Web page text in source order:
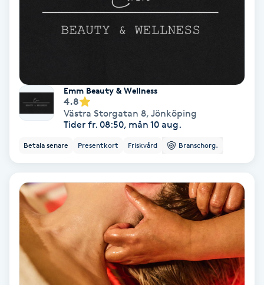
Gua Sha-massage
Hatha Yoga
Healing
Herrklippning
Emm Beauty & Wellness
4.8
Västra Storgatan 8, Jönköping
Tider fr. 08:50, mån 10 aug.
Betala senare Presentkort Friskvård Branschorg.